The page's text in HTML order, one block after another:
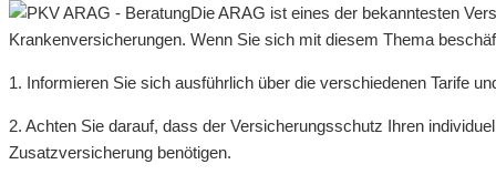
Die ARAG ist eines der bekanntesten
Krankenversicherungen. Wenn Sie sich mit diesem Thema
1. Informieren Sie sich ausführlich über die verschiedenen Tarife
2. Achten Sie darauf, dass der Versicherungsschutz Ihren
Zusatzversicherung benötigen.